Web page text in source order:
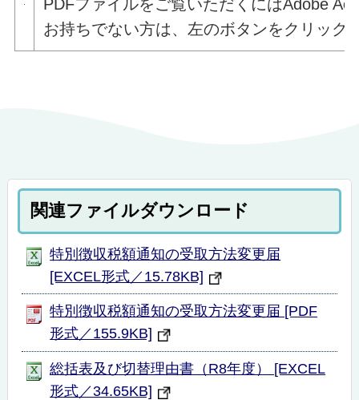
PDFファイルをご覧いただくにはAdobe
お持ちでない方は、左のボタンをクリック
関連ファイルダウンロード
特別徴収税額通知の受取方法変更届
[EXCEL形式／15.78KB]
特別徴収税額通知の受取方法変更届 [PDF
形式／155.9KB]
総括表及び切替理由書（R8年度） [EXCEL
形式／34.65KB]